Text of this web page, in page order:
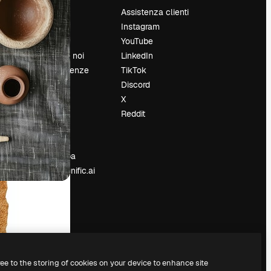
Prezzi
Chi siamo
Recensioni
Lavora con noi
Cerca tendenze
Blog
Eventi
Slidesgo
Vendi i tuoi
contenuti
Sala stampa
Cerchi magnific.ai
Assistenza clienti
Instagram
YouTube
LinkedIn
TikTok
Discord
X
Reddit
to the storing of cookies on your device to enhance site